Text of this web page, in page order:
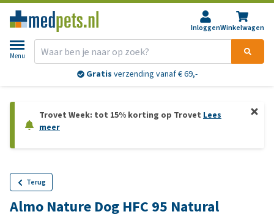
InloggenWinkelwagen
Menu
Gratis verzending vanaf € 69,-
Trovet Week: tot 15% korting op Trovet Lees
meer
Terug
Almo Nature Dog HFC 95 Natural